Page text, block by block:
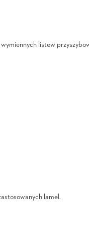
wymiennych listew
lamel.